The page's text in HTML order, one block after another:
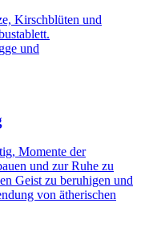
Momente der
und zur Ruhe zu
Geist zu beruhigen und
von ätherischen